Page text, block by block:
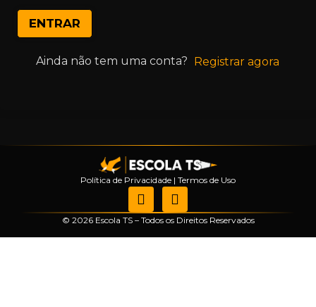
ENTRAR
Ainda não tem uma conta? Registrar agora
Política de Privacidade | Termos de Uso
© 2026 Escola TS – Todos os Direitos Reservados